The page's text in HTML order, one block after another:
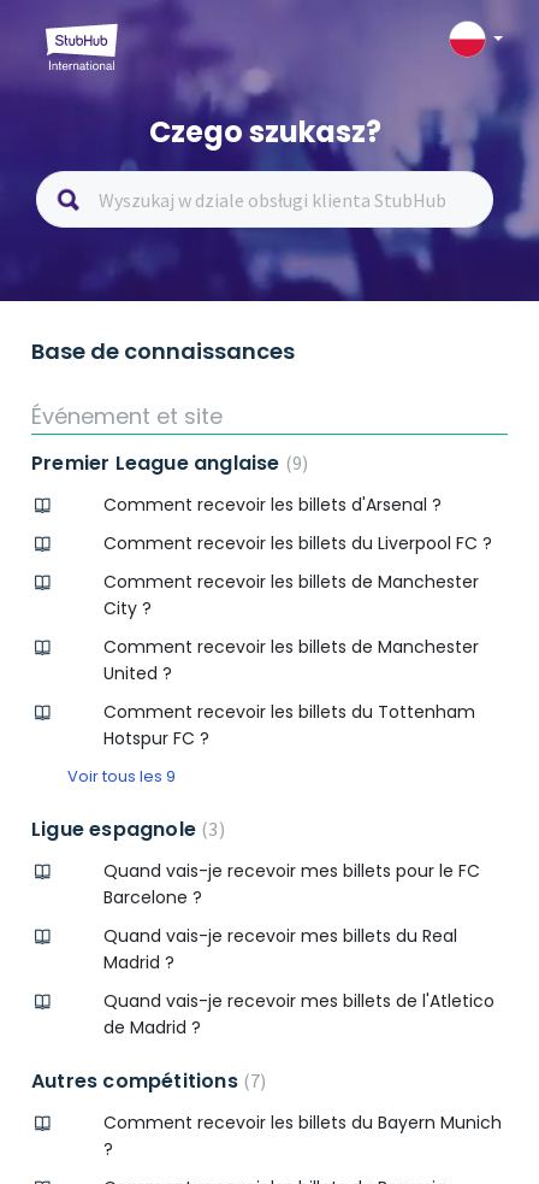
Czego szukasz?
Base de connaissances
Événement et site
Premier League anglaise 9
Comment recevoir les billets d'Arsenal ?
Comment recevoir les billets du Liverpool FC ?
Comment recevoir les billets de Manchester
City ?
Comment recevoir les billets de Manchester
United ?
Comment recevoir les billets du Tottenham
Hotspur FC ?
Voir tous les 9
Ligue espagnole 3
Quand vais-je recevoir mes billets pour le FC
Barcelone ?
Quand vais-je recevoir mes billets du Real
Madrid ?
Quand vais-je recevoir mes billets de l'Atletico
de Madrid ?
Autres compétitions 7
Comment recevoir les billets du Bayern Munich
?